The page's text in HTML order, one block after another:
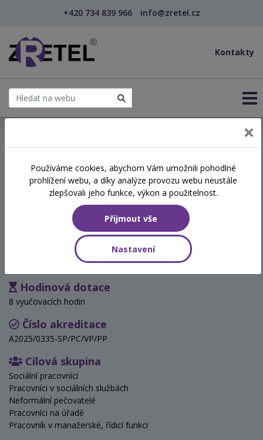
+420 734 839 966 info@zretel.cz
Kontakty
Somatické techniky
psychohygieny jako nástroj
prevence syndromu
vyhoření
Hodinová dotace
8 vyučovacích hodin
Číslo akreditace
A2025/0335-SP/PC/VP/PP
Cílová skupina
Sociální pracovníci
Pracovníci v sociálních službách
Neformální pečovatelé
Pracovníci na úřadě
Pracovník v manažerské, řídicí funkci
Používáme cookies, abychom Vám umožnili pohodlné
prohlížení webu, a díky analýze provozu webu neustále
zlepšovali jeho funkce, výkon a použitelnost.
Přijmout vše
Nastavení